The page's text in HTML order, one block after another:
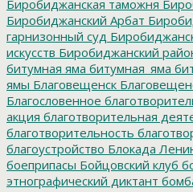
Биробиджанская таможня
Биробиджанский Арбат
гарнизонный суд
искусств Биробиджанский
битумная яма битумная_яма
ямы Благовещенск
Благословенное
акция благотворительная
благотворительность
благоустройство Блокада
боеприпасы Бойцовский клуб
этнографический диктант